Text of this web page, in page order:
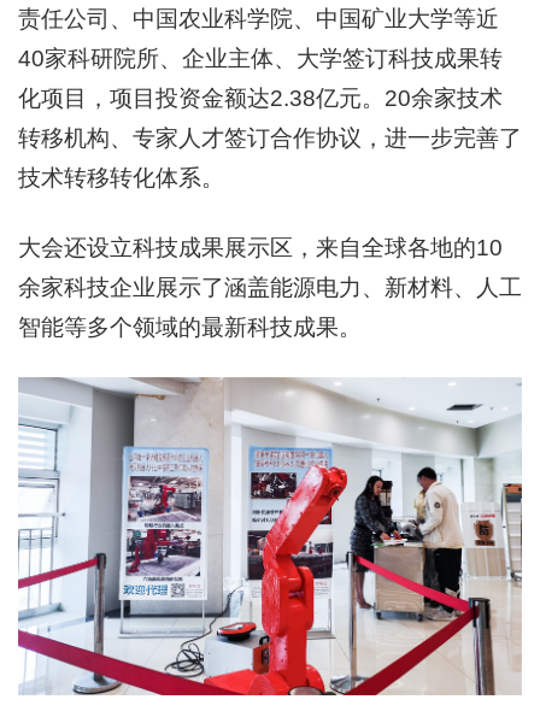
责任公司、中国农业科学院、中国矿业大学等近
40家科研院所、企业主体、大学签订科技成果转
化项目，项目投资金额达2.38亿元。20余家技术
转移机构、专家人才签订合作协议，进一步完善了
技术转移转化体系。
大会还设立科技成果展示区，来自全球各地的10
余家科技企业展示了涵盖能源电力、新材料、人工
智能等多个领域的最新科技成果。